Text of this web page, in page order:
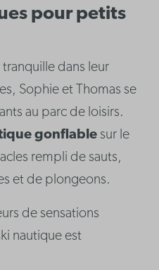
pour petits
dans leur
Sophie et Thomas se
au parc de loisirs.
gonflable sur le
rempli de sauts,
et de plongeons.
de sensations
nautique est